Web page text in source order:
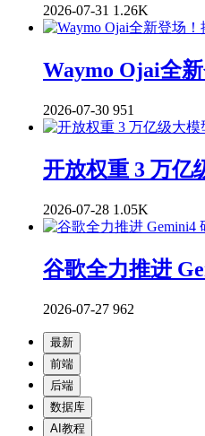
2026-07-31 1.26K
Waymo Ojai全
2026-07-30 951
开放权重 3 万亿
2026-07-28 1.05K
谷歌全力推进
2026-07-27 962
最新
前端
后端
数据库
AI教程